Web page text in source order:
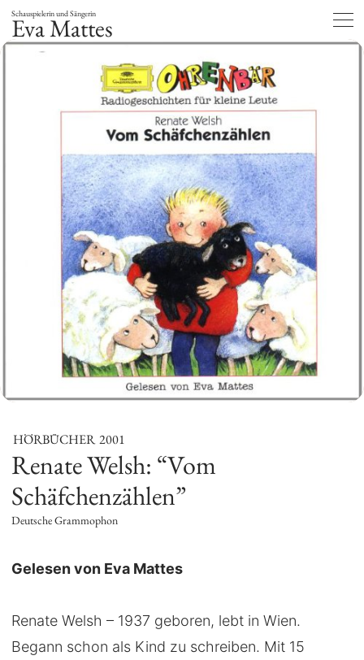
Schauspielerin und Sängerin
Eva Mattes
HÖRBÜCHER 2001
Renate Welsh: “Vom
Schäfchenzählen”
Deutsche Grammophon
Gelesen von Eva Mattes
Renate Welsh – 1937 geboren, lebt in Wien.
Begann schon als Kind zu schreiben. Mit 15